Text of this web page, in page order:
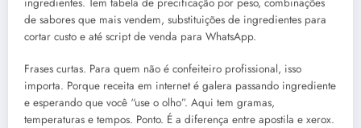
de sabores que mais vendem, substituições de ingredientes para
cortar custo e até script de venda para WhatsApp.
Frases curtas. Para quem não é confeiteiro profissional, isso
importa. Porque receita em internet é galera passando ingrediente
e esperando que você “use o olho”. Aqui tem gramas,
temperaturas e tempos. Ponto. É a diferença entre apostila e xerox.